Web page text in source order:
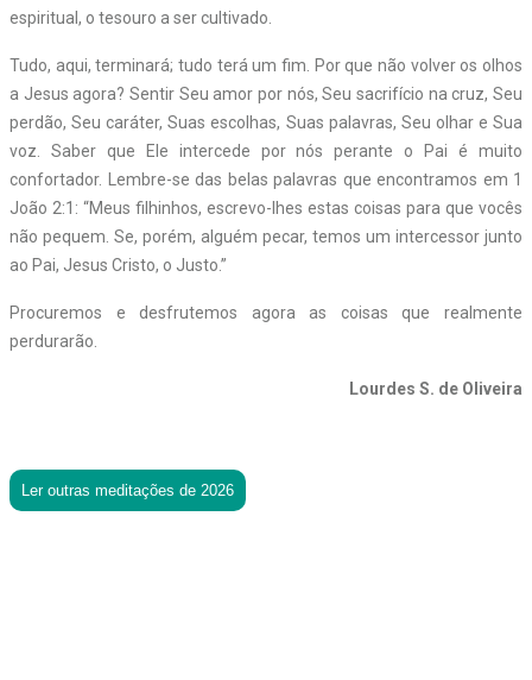
espiritual, o tesouro a ser cultivado.
Tudo, aqui, terminará; tudo terá um fim. Por que não volver os olhos
a Jesus agora? Sentir Seu amor por nós, Seu sacrifício na cruz, Seu
perdão, Seu caráter, Suas escolhas, Suas palavras, Seu olhar e Sua
voz. Saber que Ele intercede por nós perante o Pai é muito
confortador. Lembre-se das belas palavras que encontramos em 1
João 2:1: “Meus filhinhos, escrevo-lhes estas coisas para que vocês
não pequem. Se, porém, alguém pecar, temos um intercessor junto
ao Pai, Jesus Cristo, o Justo.”
Procuremos e desfrutemos agora as coisas que realmente
perdurarão.
Lourdes S. de Oliveira
Ler outras meditações de 2026